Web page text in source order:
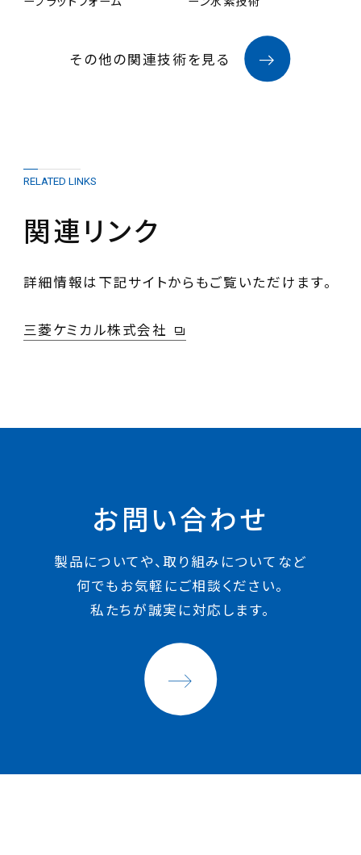
その他の関連技術を見る
RELATED LINKS
関連リンク
詳細情報は下記サイトからもご覧いただけます。
三菱ケミカル株式会社
お問い合わせ
製品についてや、取り組みについてなど
何でもお気軽にご相談ください。
私たちが誠実に対応します。